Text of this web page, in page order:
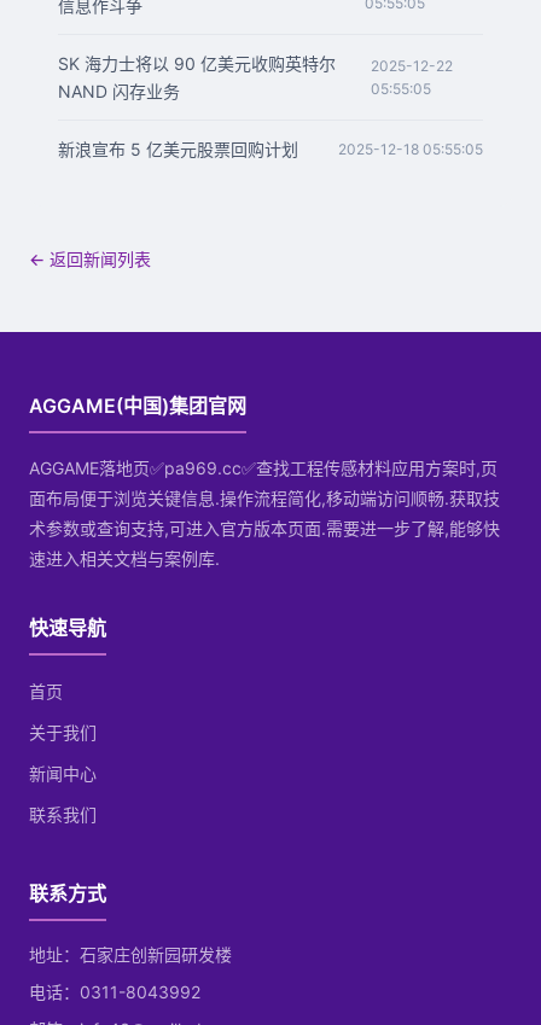
信息作斗争
SK 海力士将以 90 亿美元收购英特尔
NAND 闪存业务
2025-12-22
05:55:05
新浪宣布 5 亿美元股票回购计划 2025-12-18 05:55:05
← 返回新闻列表
AGGAME(中国)集团官网
AGGAME落地页✅pa969.cc✅查找工程传感材料应用方案时,页
面布局便于浏览关键信息.操作流程简化,移动端访问顺畅.获取技
术参数或查询支持,可进入官方版本页面.需要进一步了解,能够快
速进入相关文档与案例库.
快速导航
首页
关于我们
新闻中心
联系我们
联系方式
地址：石家庄创新园研发楼
电话：0311-8043992